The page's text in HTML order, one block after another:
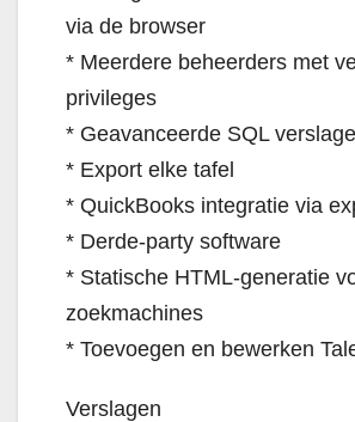
via de browser
* Meerdere beheerders met
privileges
* Geavanceerde SQL
* Export elke tafel
* QuickBooks integratie via
* Derde-party software
* Statische HTML-generatie
zoekmachines
* Toevoegen en bewerken
Verslagen